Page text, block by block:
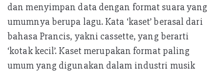
dan menyimpan data dengan format suara yang
umumnya berupa lagu. Kata ‘kaset’ berasal dari
bahasa Prancis, yakni cassette, yang berarti
‘kotak kecil’. Kaset merupakan format paling
umum yang digunakan dalam industri musik